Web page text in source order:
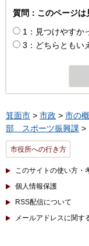
質問：このページは
1：見つけやすか
3：どちらともい
箕面市 > 市政 > 市の
部 スポーツ振興課 >
市役所への行き方
このサイトの使い方・
個人情報保護
RSS配信について
メールアドレスに関す